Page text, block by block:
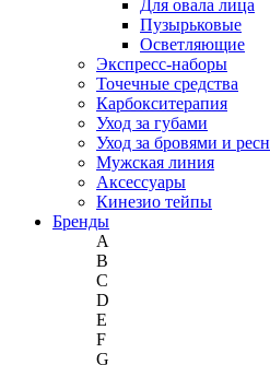
Для овала лица
Пузырьковые
Осветляющие
Экспресс-наборы
Точечные средства
Карбокситерапия
Уход за губами
Уход за бровями и
Мужская линия
Аксессуары
Кинезио тейпы
Бренды
A
B
C
D
E
F
G